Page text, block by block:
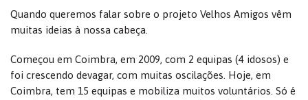
Quando queremos falar sobre o projeto Velhos Amigos vêm
muitas ideias à nossa cabeça.
Começou em Coimbra, em 2009, com 2 equipas (4 idosos) e
foi crescendo devagar, com muitas oscilações. Hoje, em
Coimbra, tem 15 equipas e mobiliza muitos voluntários. Só é